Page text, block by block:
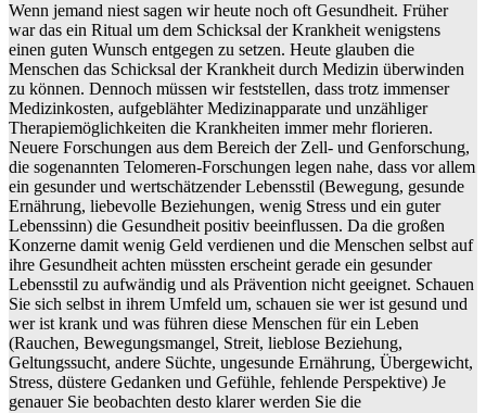
Wenn jemand niest sagen wir heute noch oft Gesundheit. Früher
war das ein Ritual um dem Schicksal der Krankheit wenigstens
einen guten Wunsch entgegen zu setzen. Heute glauben die
Menschen das Schicksal der Krankheit durch Medizin überwinden
zu können. Dennoch müssen wir feststellen, dass trotz immenser
Medizinkosten, aufgeblähter Medizinapparate und unzähliger
Therapiemöglichkeiten die Krankheiten immer mehr florieren.
Neuere Forschungen aus dem Bereich der Zell- und Genforschung,
die sogenannten Telomeren-Forschungen legen nahe, dass vor allem
ein gesunder und wertschätzender Lebensstil (Bewegung, gesunde
Ernährung, liebevolle Beziehungen, wenig Stress und ein guter
Lebenssinn) die Gesundheit positiv beeinflussen. Da die großen
Konzerne damit wenig Geld verdienen und die Menschen selbst auf
ihre Gesundheit achten müssten erscheint gerade ein gesunder
Lebensstil zu aufwändig und als Prävention nicht geeignet. Schauen
Sie sich selbst in ihrem Umfeld um, schauen sie wer ist gesund und
wer ist krank und was führen diese Menschen für ein Leben
(Rauchen, Bewegungsmangel, Streit, lieblose Beziehung,
Geltungssucht, andere Süchte, ungesunde Ernährung, Übergewicht,
Stress, düstere Gedanken und Gefühle, fehlende Perspektive) Je
genauer Sie beobachten desto klarer werden Sie die